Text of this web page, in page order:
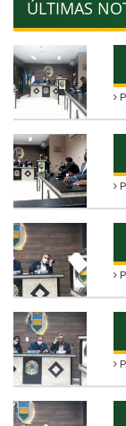
ÚLTIMAS